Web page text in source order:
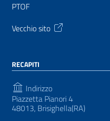
PTOF
Vecchio sito
RECAPITI
Indirizzo
Piazzetta Pianori 4
48013, Brisighella(RA)